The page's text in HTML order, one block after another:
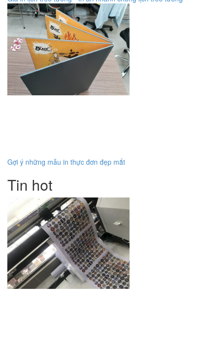
Gợi ý những mẫu in thực đơn đẹp mắt
Tin hot